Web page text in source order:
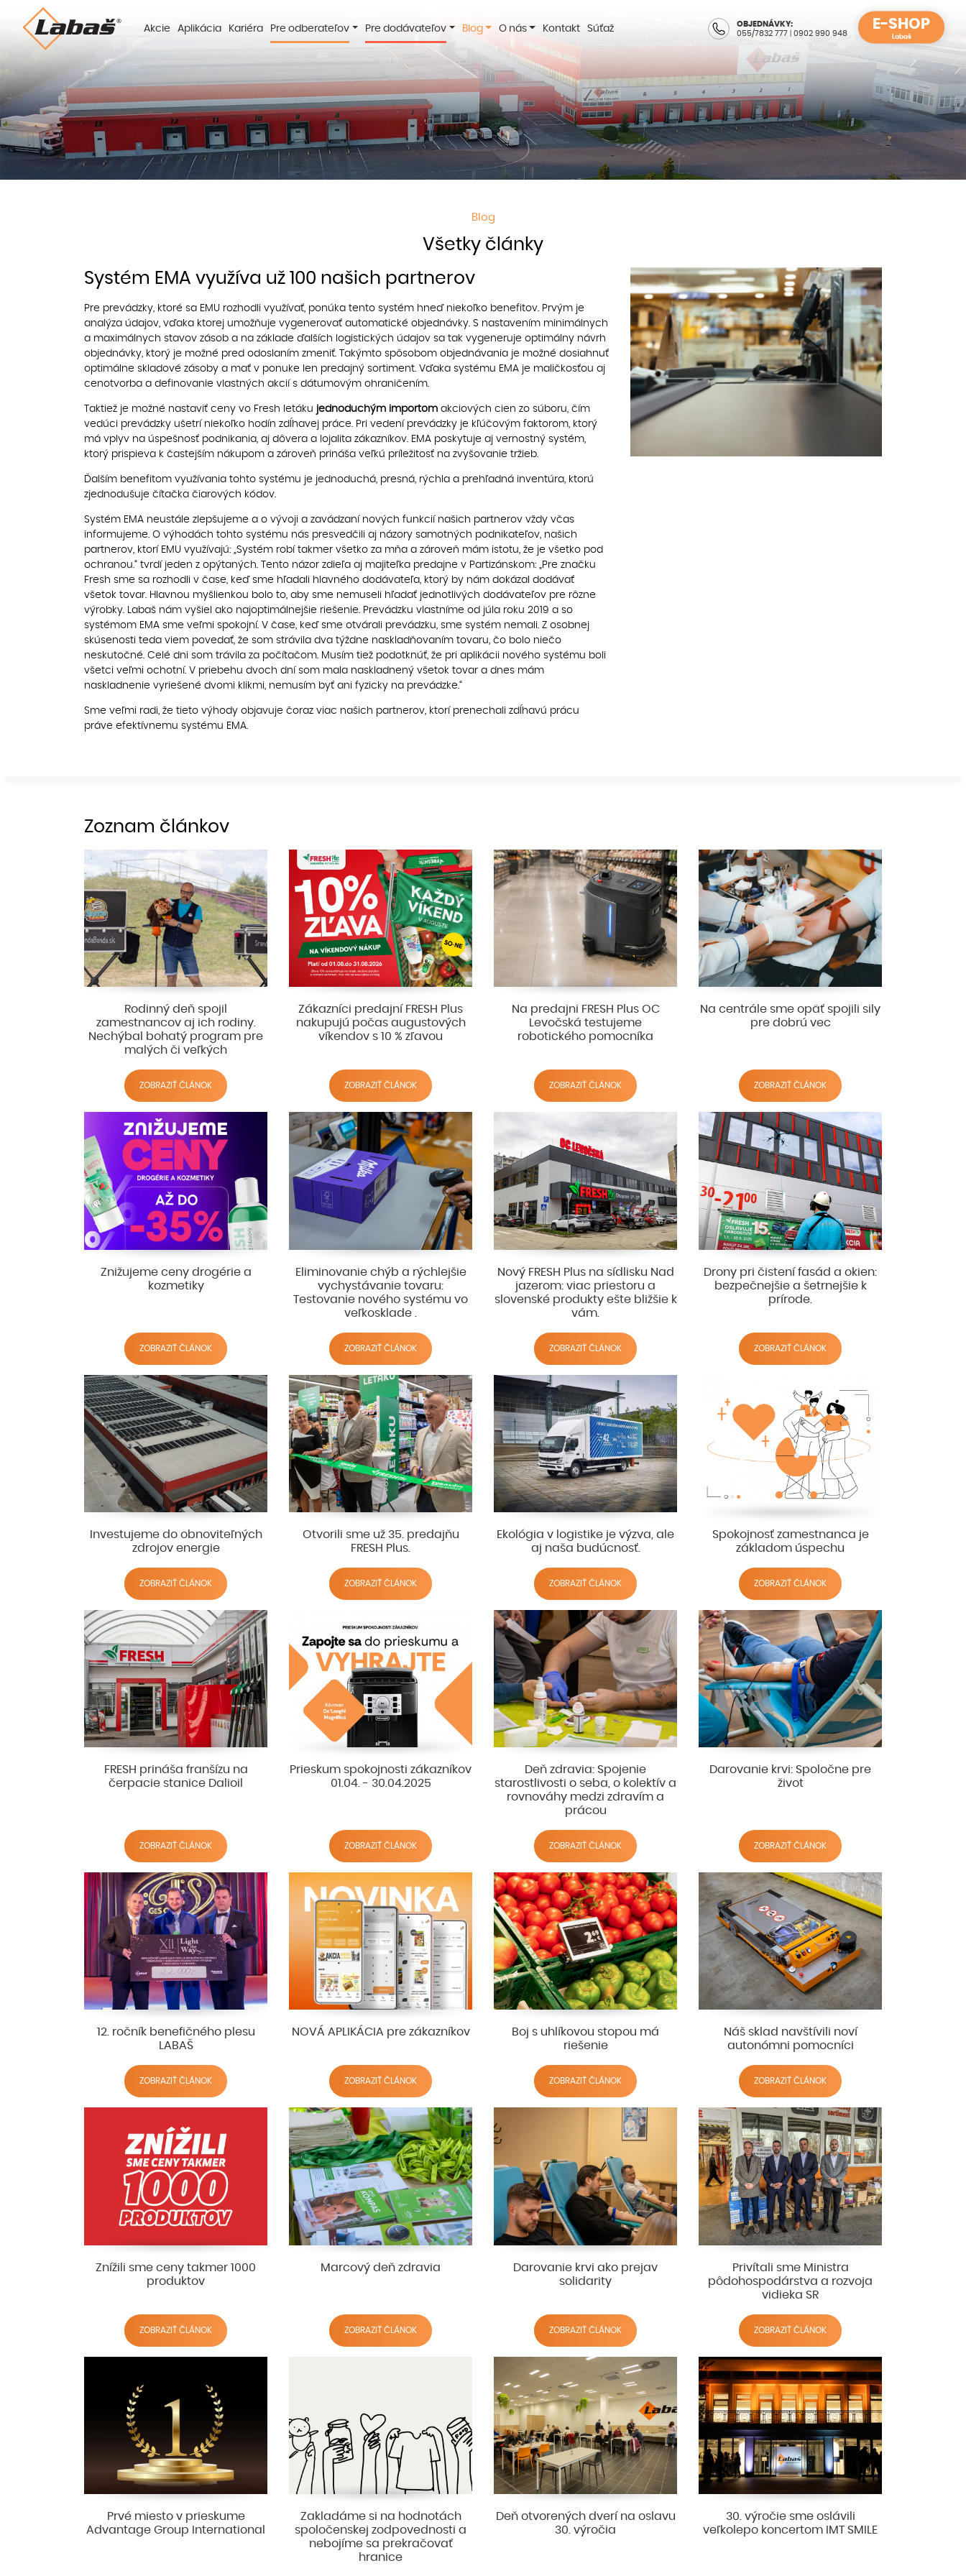
Akcie Aplikácia Kariéra Pre odberateľov Pre dodávateľov Blog O nás Kontakt Súťaž
OBJEDNÁVKY:
055/7832 777
0902 990 948
E-SHOP
Labaš
Blog
Všetky články
Systém EMA využíva už 100 našich partnerov
Pre prevádzky, ktoré sa EMU rozhodli využívať, ponúka tento systém hneď niekoľko benefitov. Prvým je
analýza údajov, vďaka ktorej umožňuje vygenerovať automatické objednávky. S nastavením minimálnych
a maximálnych stavov zásob a na základe ďalších logistických údajov sa tak vygeneruje optimálny návrh
objednávky, ktorý je možné pred odoslaním zmeniť. Takýmto spôsobom objednávania je možné dosiahnuť
optimálne skladové zásoby a mať v ponuke len predajný sortiment. Vďaka systému EMA je maličkosťou aj
cenotvorba a definovanie vlastných akcií s dátumovým ohraničením.
Taktiež je možné nastaviť ceny vo Fresh letáku jednoduchým importom akciových cien zo súboru, čím
vedúci prevádzky ušetrí niekoľko hodín zdĺhavej práce. Pri vedení prevádzky je kľúčovým faktorom, ktorý
má vplyv na úspešnosť podnikania, aj dôvera a lojalita zákazníkov. EMA poskytuje aj vernostný systém,
ktorý prispieva k častejším nákupom a zároveň prináša veľkú príležitosť na zvyšovanie tržieb.
Ďalším benefitom využívania tohto systému je jednoduchá, presná, rýchla a prehľadná inventúra, ktorú
zjednodušuje čítačka čiarových kódov.
Systém EMA neustále zlepšujeme a o vývoji a zavádzaní nových funkcií našich partnerov vždy včas
informujeme. O výhodách tohto systému nás presvedčili aj názory samotných podnikateľov, našich
partnerov, ktorí EMU využívajú: „Systém robí takmer všetko za mňa a zároveň mám istotu, že je všetko pod
ochranou.“ tvrdí jeden z opýtaných. Tento názor zdieľa aj majiteľka predajne v Partizánskom: „Pre značku
Fresh sme sa rozhodli v čase, keď sme hľadali hlavného dodávateľa, ktorý by nám dokázal dodávať
všetok tovar. Hlavnou myšlienkou bolo to, aby sme nemuseli hľadať jednotlivých dodávateľov pre rôzne
výrobky. Labaš nám vyšiel ako najoptimálnejšie riešenie. Prevádzku vlastníme od júla roku 2019 a so
systémom EMA sme veľmi spokojní. V čase, keď sme otvárali prevádzku, sme systém nemali. Z osobnej
skúsenosti teda viem povedať, že som strávila dva týždne naskladňovaním tovaru, čo bolo niečo
neskutočné. Celé dni som trávila za počítačom. Musím tiež podotknúť, že pri aplikácii nového systému boli
všetci veľmi ochotní. V priebehu dvoch dní som mala naskladnený všetok tovar a dnes mám
naskladnenie vyriešené dvomi klikmi, nemusím byť ani fyzicky na prevádzke.“
Sme veľmi radi, že tieto výhody objavuje čoraz viac našich partnerov, ktorí prenechali zdĺhavú prácu
práve efektívnemu systému EMA.
Zoznam článkov
Rodinný deň spojil
zamestnancov aj ich rodiny.
Nechýbal bohatý program pre
malých či veľkých
ZOBRAZIŤ ČLÁNOK
Zákazníci predajní FRESH Plus
nakupujú počas augustových
víkendov s 10 % zľavou
ZOBRAZIŤ ČLÁNOK
Na predajni FRESH Plus OC
Levočská testujeme
robotického pomocníka
ZOBRAZIŤ ČLÁNOK
Na centrále sme opäť spojili sily
pre dobrú vec
ZOBRAZIŤ ČLÁNOK
Znižujeme ceny drogérie a
kozmetiky
ZOBRAZIŤ ČLÁNOK
Eliminovanie chýb a rýchlejšie
vychystávanie tovaru:
Testovanie nového systému vo
veľkosklade .
ZOBRAZIŤ ČLÁNOK
Nový FRESH Plus na sídlisku Nad
jazerom: viac priestoru a
slovenské produkty ešte bližšie k
vám.
ZOBRAZIŤ ČLÁNOK
Drony pri čistení fasád a okien:
bezpečnejšie a šetrnejšie k
prírode.
ZOBRAZIŤ ČLÁNOK
Investujeme do obnoviteľných
zdrojov energie
ZOBRAZIŤ ČLÁNOK
Otvorili sme už 35. predajňu
FRESH Plus.
ZOBRAZIŤ ČLÁNOK
Ekológia v logistike je výzva, ale
aj naša budúcnosť.
ZOBRAZIŤ ČLÁNOK
Spokojnosť zamestnanca je
základom úspechu
ZOBRAZIŤ ČLÁNOK
FRESH prináša franšízu na
čerpacie stanice Dalioil
ZOBRAZIŤ ČLÁNOK
Prieskum spokojnosti zákazníkov
01.04. - 30.04.2025
ZOBRAZIŤ ČLÁNOK
Deň zdravia: Spojenie
starostlivosti o seba, o kolektív a
rovnováhy medzi zdravím a
prácou
ZOBRAZIŤ ČLÁNOK
Darovanie krvi: Spoločne pre
život
ZOBRAZIŤ ČLÁNOK
12. ročník benefičného plesu
LABAŠ
ZOBRAZIŤ ČLÁNOK
NOVÁ APLIKÁCIA pre zákazníkov
ZOBRAZIŤ ČLÁNOK
Boj s uhlíkovou stopou má
riešenie
ZOBRAZIŤ ČLÁNOK
Náš sklad navštívili noví
autonómni pomocníci
ZOBRAZIŤ ČLÁNOK
Znížili sme ceny takmer 1000
produktov
ZOBRAZIŤ ČLÁNOK
Marcový deň zdravia
ZOBRAZIŤ ČLÁNOK
Darovanie krvi ako prejav
solidarity
ZOBRAZIŤ ČLÁNOK
Privítali sme Ministra
pôdohospodárstva a rozvoja
vidieka SR
ZOBRAZIŤ ČLÁNOK
Prvé miesto v prieskume
Advantage Group International
Zakladáme si na hodnotách
spoločenskej zodpovednosti a
nebojíme sa prekračovať
hranice
Deň otvorených dverí na oslavu
30. výročia
30. výročie sme oslávili
veľkolepo koncertom IMT SMILE